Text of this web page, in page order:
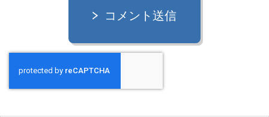
コメント送信